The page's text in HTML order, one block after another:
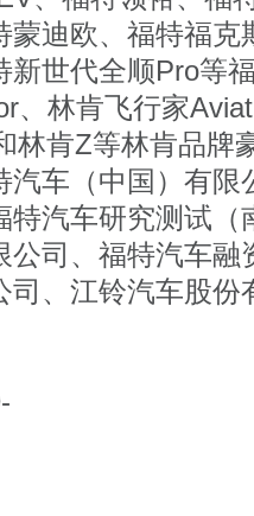
蒙迪欧、福特福
新世代全顺Pro等
、林肯飞行家
林肯Z等林肯品牌
汽车（中国）有
特汽车研究测试
公司、福特汽车
司、江铃汽车股